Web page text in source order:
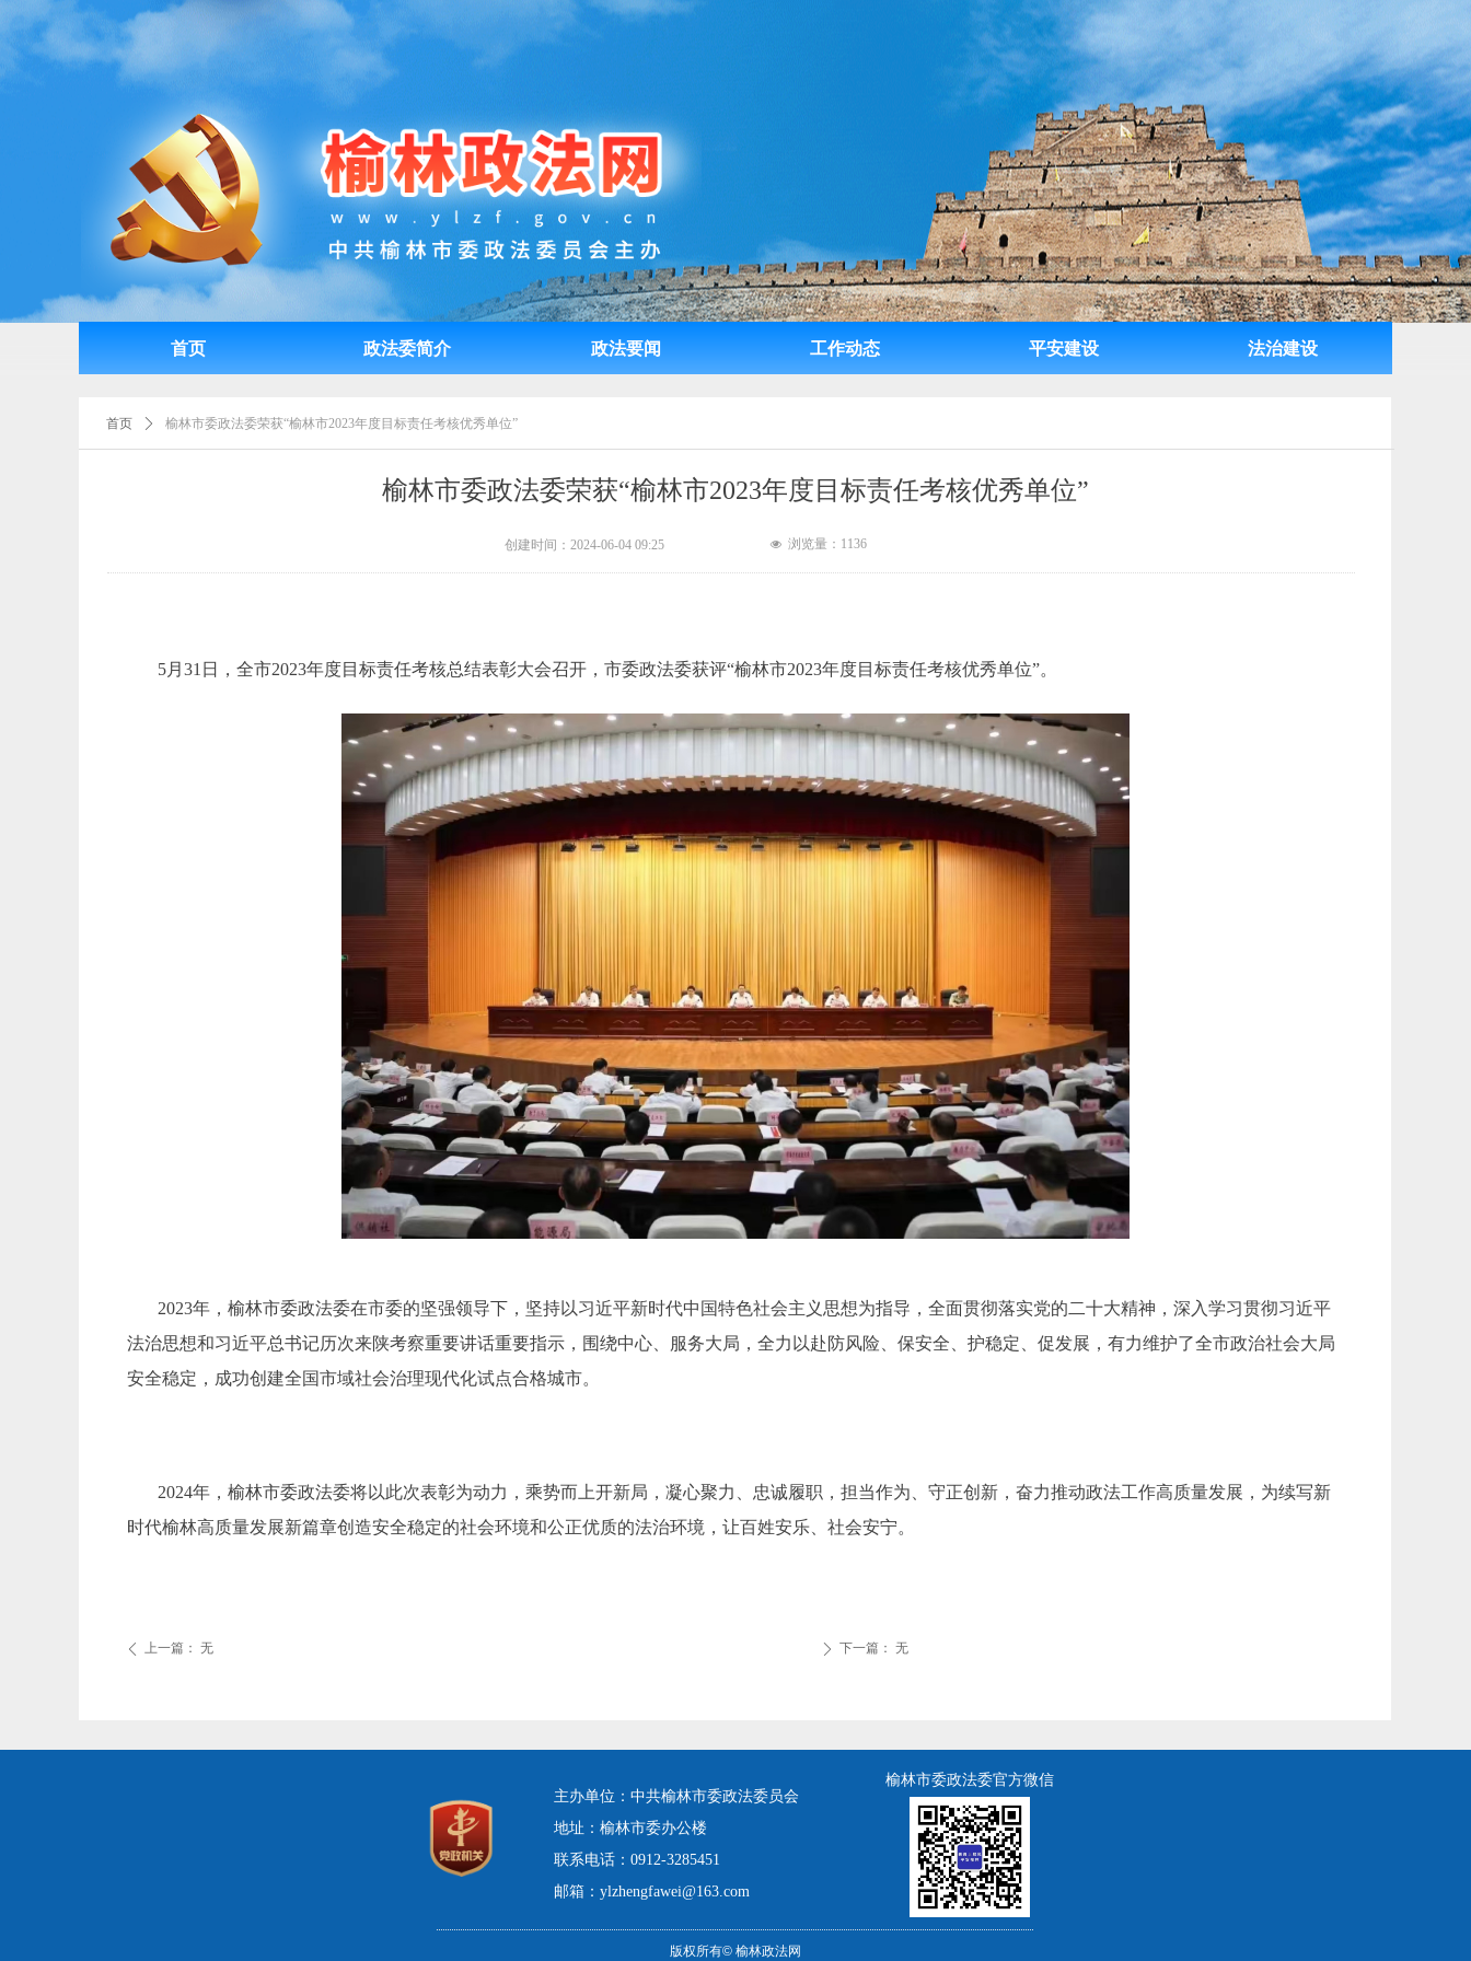
首页 政法委简介 政法要闻 工作动态 平安建设 法治建设
首页 ꄲ 榆林市委政法委荣获“榆林市2023年度目标责任考核优秀单位”
榆林市委政法委荣获“榆林市2023年度目标责任考核优秀单位”
创建时间： 2024-06-04 09:25 넶 浏览量： 1136
5月31日，全市2023年度目标责任考核总结表彰大会召开，市委政法委获评“榆林市2023年度目标责任考核优秀单位”。
2023年，榆林市委政法委在市委的坚强领导下，坚持以习近平新时代中国特色社会主义思想为指导，全面贯彻落实党的二十大精神，深入学习贯彻习近平
法治思想和习近平总书记历次来陕考察重要讲话重要指示，围绕中心、服务大局，全力以赴防风险、保安全、护稳定、促发展，有力维护了全市政治社会大局
安全稳定，成功创建全国市域社会治理现代化试点合格城市。
2024年，榆林市委政法委将以此次表彰为动力，乘势而上开新局，凝心聚力、忠诚履职，担当作为、守正创新，奋力推动政法工作高质量发展，为续写新
时代榆林高质量发展新篇章创造安全稳定的社会环境和公正优质的法治环境，让百姓安乐、社会安宁。
ꄴ 上一篇： 无 ꄲ 下一篇： 无
主办单位：中共榆林市委政法委员会
地址：榆林市委办公楼
联系电话：0912-3285451
邮箱：ylzhengfawei@163.com
版权所有© 榆林政法网
榆林市委政法委官方微信